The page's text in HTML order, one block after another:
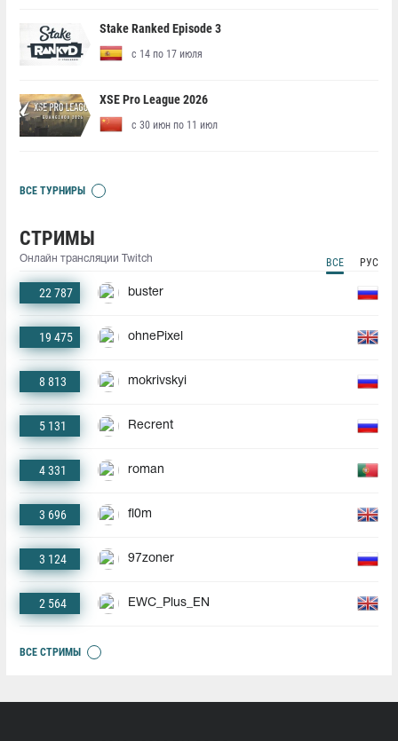
Stake Ranked Episode 3
с 14 по 17 июля
XSE Pro League 2026
с 30 июн по 11 июл
ВСЕ ТУРНИРЫ
СТРИМЫ
Онлайн трансляции Twitch ВСЕ РУС
22 787 buster
19 475 ohnePixel
8 813 mokrivskyi
5 131 Recrent
4 331 roman
3 696 fl0m
3 124 97zoner
2 564 EWC_Plus_EN
ВСЕ СТРИМЫ